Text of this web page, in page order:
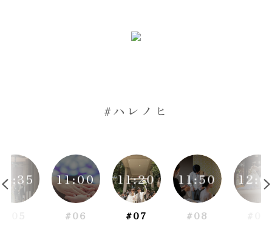
#ハレノヒ
11:00
#06
11:20
#07
11:50
#08